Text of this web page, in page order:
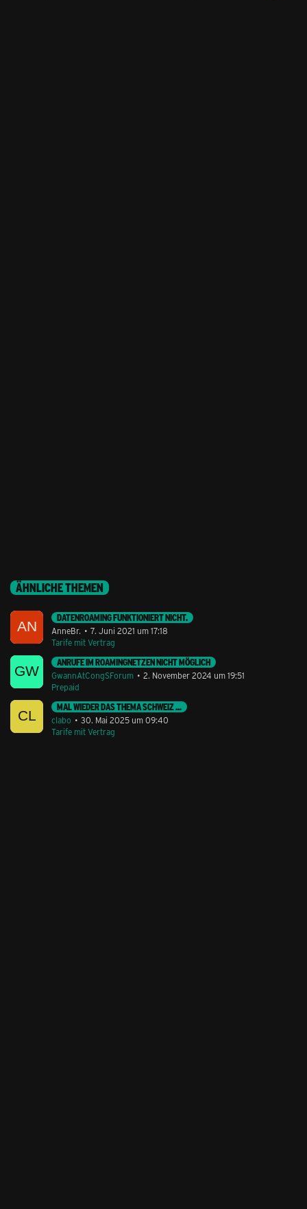
ÄHNLICHE THEMEN
DATENROAMING FUNKTIONIERT NICHT.
AnneBr.
7. Juni 2021 um 17:18
Tarife mit Vertrag
ANRUFE IM ROAMINGNETZEN NICHT MÖGLICH
GwannAtCongSForum
2. November 2024 um 19:51
Prepaid
MAL WIEDER DAS THEMA SCHWEIZ ...
clabo
30. Mai 2025 um 09:40
Tarife mit Vertrag